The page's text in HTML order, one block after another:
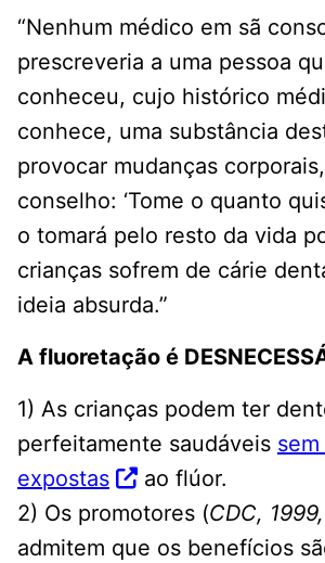
“Nenhum médico em sã
prescreveria a uma pessoa
conheceu, cujo histórico
conhece, uma substância
provocar mudanças
conselho: ‘Tome o quanto
o tomará pelo resto da vida
crianças sofrem de cárie
ideia absurda.”
A fluoretação é
1) As crianças podem ter
perfeitamente saudáveis
expostas
ao flúor.
2) Os promotores (CDC,
admitem que os benefícios